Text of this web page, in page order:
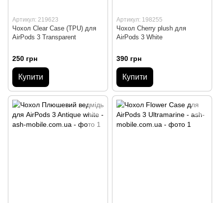
Артикул: 219623
Чохол Clear Case (TPU) для
AirPods 3 Transparent
250 грн
Купити
Артикул: 198255
Чохол Cherry plush для
AirPods 3 White
390 грн
Купити